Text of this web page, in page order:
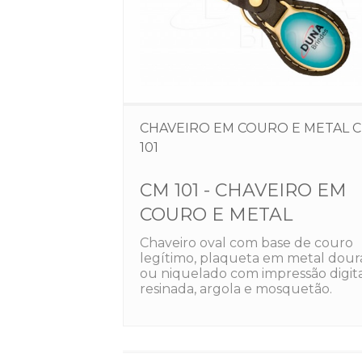
CHAVEIRO EM COURO E METAL
101
CM 101 - CHAVEIRO EM
COURO E METAL
Chaveiro oval com base de couro
legítimo, plaqueta em metal
ou niquelado com impressão
resinada, argola e mosquetão.